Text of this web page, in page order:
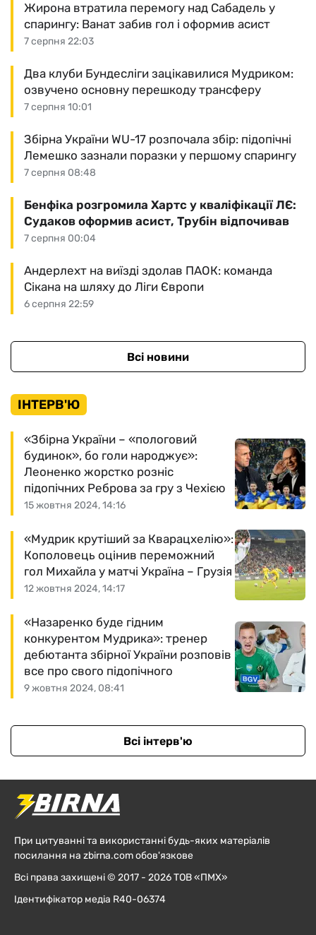
7 серпня 22:03
Жирона втратила перемогу над Сабадель у
спарингу: Ванат забив гол і оформив асист
7 серпня 10:01
Два клуби Бундесліги зацікавилися Мудриком:
озвучено основну перешкоду трансферу
7 серпня 08:48
Збірна України WU-17 розпочала збір: підопічні
Лемешко зазнали поразки у першому спарингу
7 серпня 00:04
Бенфіка розгромила Хартс у кваліфікації ЛЄ:
Судаков оформив асист, Трубін відпочивав
6 серпня 22:59
Андерлехт на виїзді здолав ПАОК: команда
Сікана на шляху до Ліги Європи
Всі новини
ІНТЕРВ'Ю
15 жовтня 2024, 14:16
«Збірна України – «пологовий
будинок», бо голи народжує»:
Леоненко жорстко розніс
підопічних Реброва за гру з Чехією
12 жовтня 2024, 14:17
«Мудрик крутіший за Кварацхелію»:
Кополовець оцінив переможний
гол Михайла у матчі Україна – Грузія
9 жовтня 2024, 08:41
«Назаренко буде гідним
конкурентом Мудрика»: тренер
дебютанта збірної України розповів
все про свого підопічного
Всі інтерв'ю
При цитуванні та використанні будь-яких матеріалів
посилання на zbirna.com обов'язкове
Всі права захищені © 2017 - 2026 ТОВ «ПМХ»
Ідентифікатор медіа R40-06374